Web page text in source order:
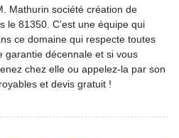
Mathurin société création de
le 81350. C’est une équipe qui
ce domaine qui respecte toutes
garantie décennale et si vous
chez elle ou appelez-la par son
et devis gratuit !